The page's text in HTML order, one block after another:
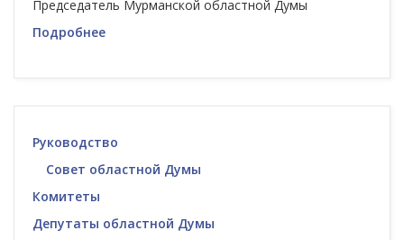
Председатель Мурманской областной Думы
Подробнее
Руководство
Совет областной Думы
Комитеты
Депутаты областной Думы